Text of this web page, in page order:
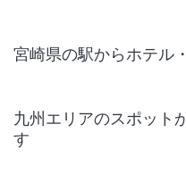
宮崎県の駅からホテル
九州エリアのスポット
す